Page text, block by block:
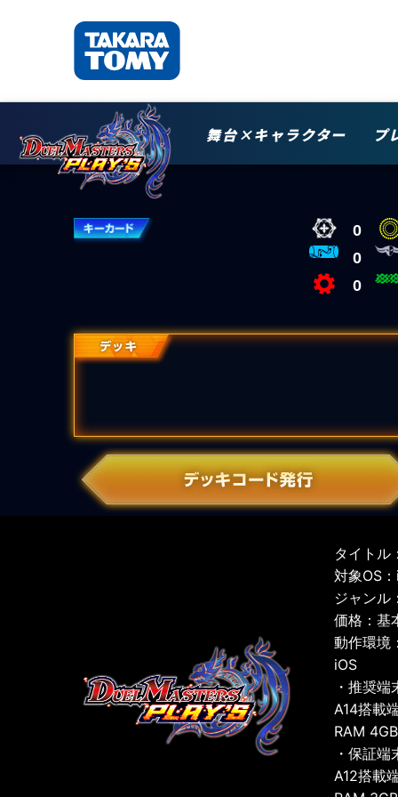
舞台×キャラクター プ
0
0
0
タイトル
対象OS
ジャンル
価格：基
動作環境
iOS
・推奨端
A14搭載
RAM
・保証端
A12搭載